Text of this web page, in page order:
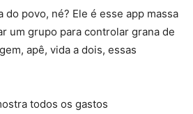
do povo, né? Ele é esse app massa
um grupo para controlar grana de
apê, vida a dois, essas
todos os gastos